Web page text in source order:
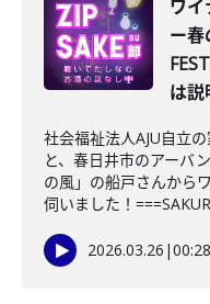
ワイ
ー春
は説
社会福祉法人AJU自立
と、春日井市のアーバ
の風」の船戸さんから
伺いました！
2026.03.26 |